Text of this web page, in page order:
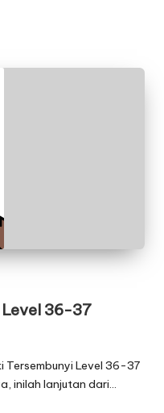
Level 36-37
Tersembunyi Level 36-37
inilah lanjutan dari…